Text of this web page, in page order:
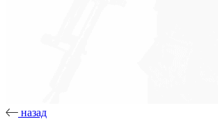
назад